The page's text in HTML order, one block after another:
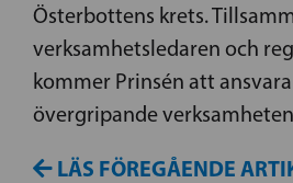
Österbottens krets.
verksamhetsledaren och
kommer Prinsén att
övergripande
LÄS FÖREGÅENDE